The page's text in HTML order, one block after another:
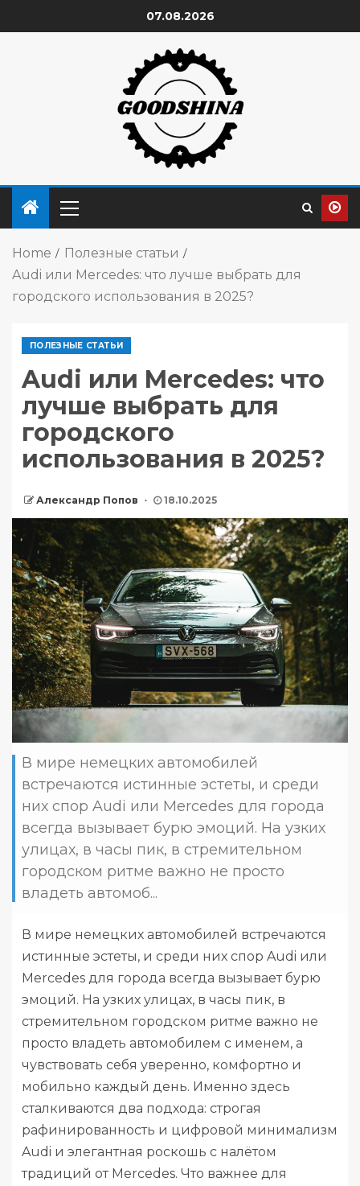
07.08.2026
Home
Полезные статьи
Audi или Mercedes: что лучше выбрать для
городского использования в 2025?
ПОЛЕЗНЫЕ СТАТЬИ
Audi или Mercedes: что
лучше выбрать для
городского
использования в 2025?
Александр Попов 18.10.2025
В мире немецких автомобилей
встречаются истинные эстеты, и среди
них спор Audi или Mercedes для города
всегда вызывает бурю эмоций. На узких
улицах, в часы пик, в стремительном
городском ритме важно не просто
владеть автомоб...
В мире немецких автомобилей встречаются
истинные эстеты, и среди них спор Audi или
Mercedes для города всегда вызывает бурю
эмоций. На узких улицах, в часы пик, в
стремительном городском ритме важно не
просто владеть автомобилем с именем, а
чувствовать себя уверенно, комфортно и
мобильно каждый день. Именно здесь
сталкиваются два подхода: строгая
рафинированность и цифровой минимализм
Audi и элегантная роскошь с налётом
традиций от Mercedes. Что важнее для